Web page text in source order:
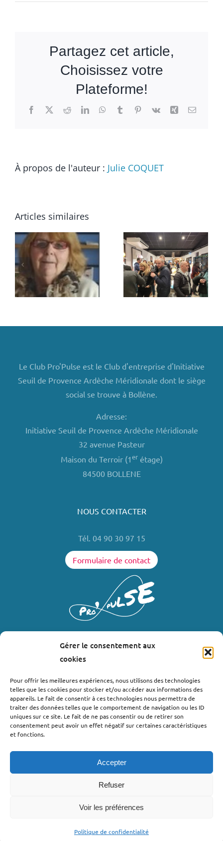
Gérer le consentement aux
cookies
Pour offrir les meilleures expériences, nous utilisons des technologies
telles que les cookies pour stocker et/ou accéder aux informations des
appareils. Le fait de consentir à ces technologies nous permettra de
traiter des données telles que le comportement de navigation ou les ID
uniques sur ce site. Le fait de ne pas consentir ou de retirer son
consentement peut avoir un effet négatif sur certaines caractéristiques
et fonctions.
Accepter
Refuser
Voir les préférences
Politique de confidentialité
Partagez cet article,
Choisissez votre
Plateforme!
Facebook
X RedditLinkedInWhatsApp
TumblrPinterest
Vk Xing Email
À propos de l'auteur : Julie COQUET
Articles similaires
Afterwork
chez
Sygma,
artisan
souffleur
Serge
Durand,
bénévole
Le Club Pro'Pulse est le Club d'entreprise d'Initiative
Seuil de Provence Ardèche Méridionale dont le siège
social se trouve à Bollène.
Adresse:
Initiative Seuil de Provence Ardèche Méridionale
32 avenue Pasteur
Maison du Terroir (1erétage)
84500 BOLLENE
NOUS CONTACTER
Tél. 04 90 30 97 15
Formulaire de contact
Où nous trouver ?
Bollène
Nyons
Valréas
Lachapelle-sous-Aubenas
©2022 - Pro’pulse by Initiative Seuil de Provence Ardèche
Développement : Menestys Consulting